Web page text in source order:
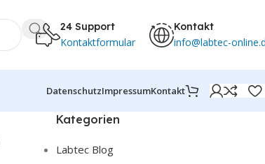
24 Support
Kontaktformular
Kontakt
info@labtec-
DatenschutzImpressumKontakt
Kategorien
Labtec Blog